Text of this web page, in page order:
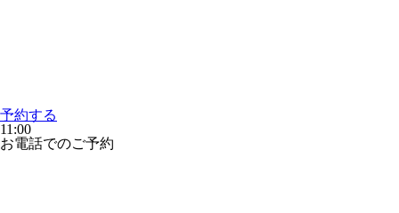
予約する
11:00
お電話でのご予約